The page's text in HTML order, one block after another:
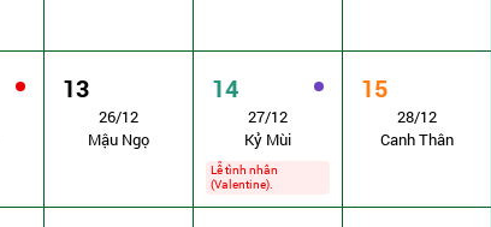
13
26/12
Mậu Ngọ
14
27/12
Kỷ Mùi
Lễ tình nhân
(Valentine).
15
28/12
Canh Thân